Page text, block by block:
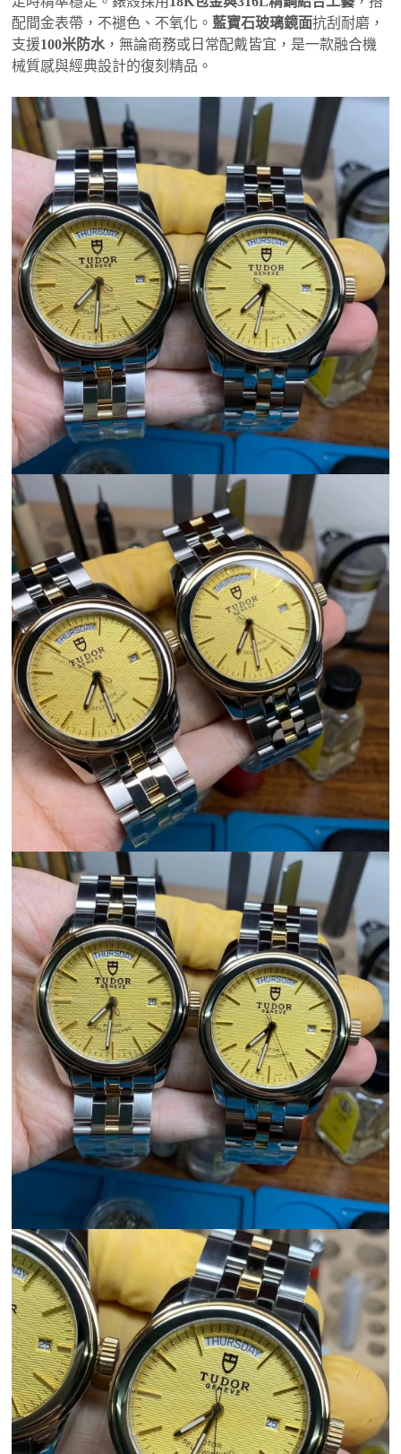
配間金表帶，不褪色、不氧化。 藍寶石玻璃鏡面抗刮耐磨，
支援100米防水，無論商務或日常配戴皆宜，是一款融合機
械質感與經典設計的復刻精品。